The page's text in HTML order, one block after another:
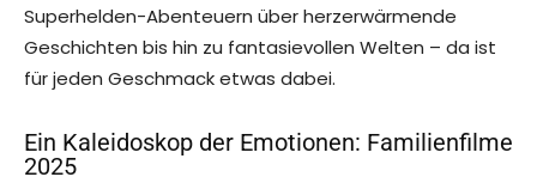
Superhelden-Abenteuern über herzerwärmende
Geschichten bis hin zu fantasievollen Welten – da ist
für jeden Geschmack etwas dabei.
Ein Kaleidoskop der Emotionen: Familienfilme
2025